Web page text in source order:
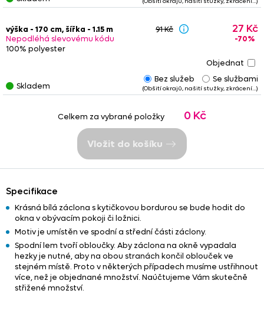
nich našity řasící stužky nebo tunýlky. Tyto služby jsou již
poznámkám- u upravených zbytků nemusí vždy platit
tučně
uvedenýrozměr.
výška - 170 cm, šířka - 1.15 m
Nepodléhá slevovému kódu
100% polyester
91 Kč 27 Kč
-70%
Skladem
Bez služeb Se službami
(Obšití okrajů, našití stužky, zkrácení…)
Celkem za vybrané položky 0 Kč
Vložit do košíku
Specifikace
Krásná bílá záclona s kytičkovou bordurou se bude hodit do
okna v obývacím pokoji či ložnici.
Motiv je umístěn ve spodní a střední části záclony.
Spodní lem tvoří obloučky. Aby záclona na okně vypadala
hezky je nutné, aby na obou stranách končil oblouček ve
stejném místě. Proto v některých případech musíme ustřihnout
více, než je objednané množství. Naúčtujeme Vám skutečně
střižené množství.